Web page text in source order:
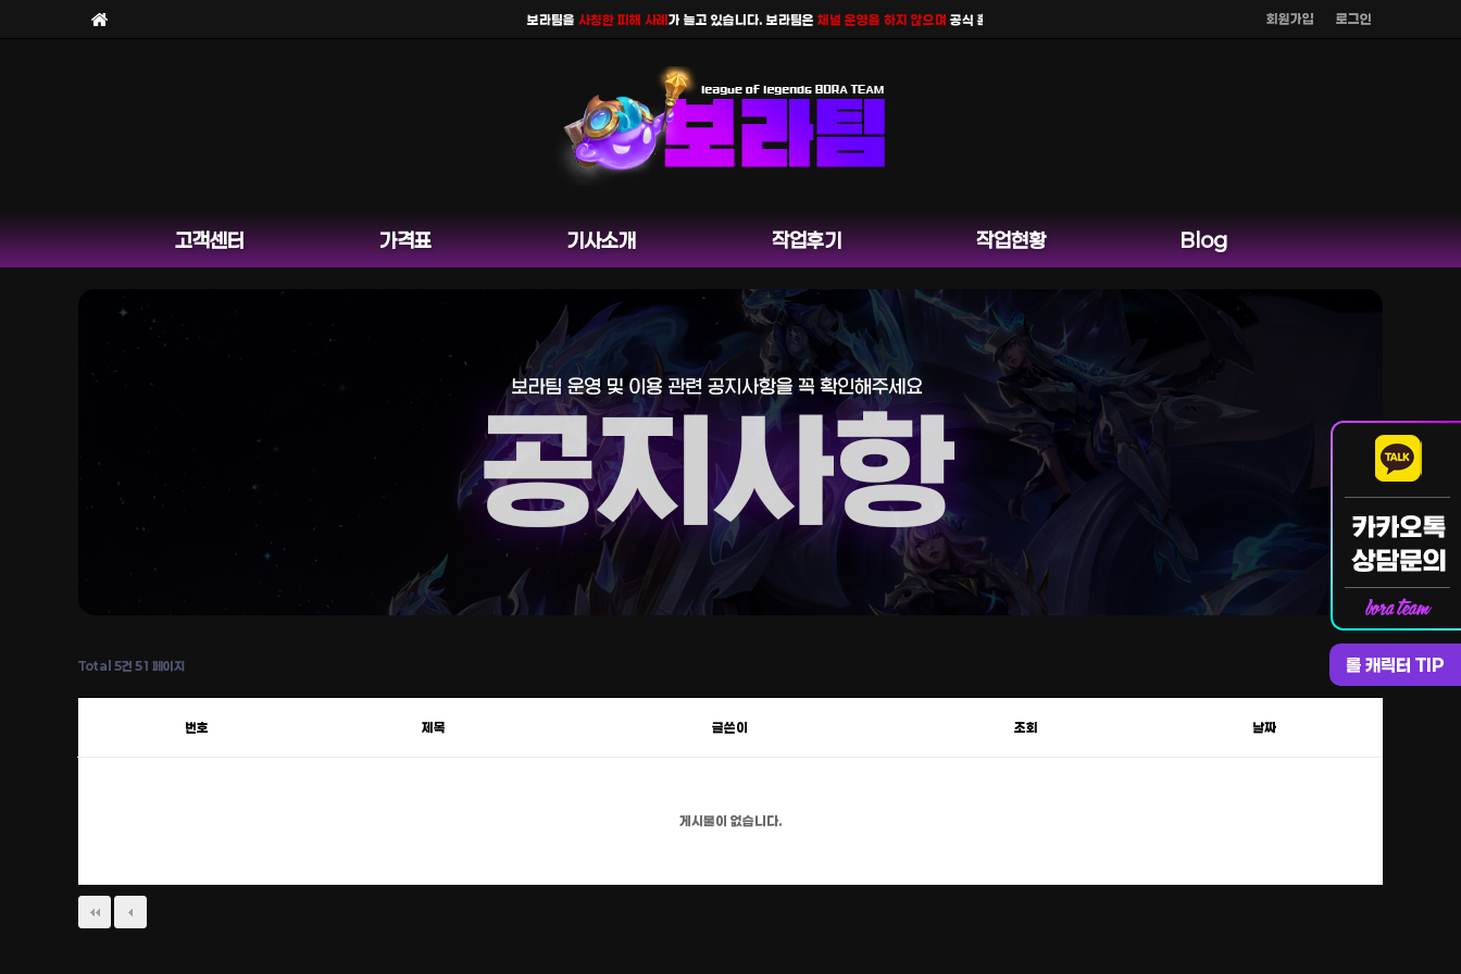
회원가입 로그인
보라팀을사칭한 피해 사례가 늘고 있습니다. 보라팀은채널 운영을 하지 않으며공식 홈페이지 카카오톡 외 다른 채팅은 운영하지 않습니다.
롤 캐릭터 TIP
고객센터 가격표 기사소개 작업후기 작업현황 Blog
Total 5건 51 페이지
번호 제목 글쓴이 조회 날짜
게시물이 없습니다.